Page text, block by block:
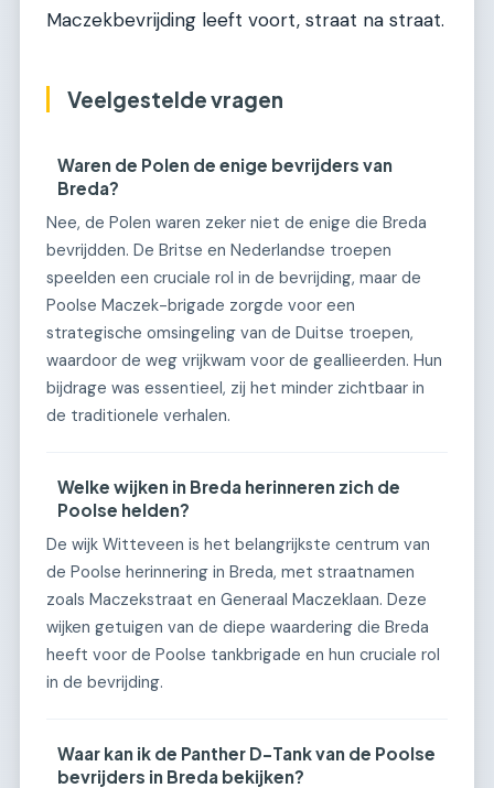
Maczekbevrijding leeft voort, straat na straat.
Veelgestelde vragen
Waren de Polen de enige bevrijders van
Breda?
Nee, de Polen waren zeker niet de enige die Breda
bevrijdden. De Britse en Nederlandse troepen
speelden een cruciale rol in de bevrijding, maar de
Poolse Maczek-brigade zorgde voor een
strategische omsingeling van de Duitse troepen,
waardoor de weg vrijkwam voor de geallieerden. Hun
bijdrage was essentieel, zij het minder zichtbaar in
de traditionele verhalen.
Welke wijken in Breda herinneren zich de
Poolse helden?
De wijk Witteveen is het belangrijkste centrum van
de Poolse herinnering in Breda, met straatnamen
zoals Maczekstraat en Generaal Maczeklaan. Deze
wijken getuigen van de diepe waardering die Breda
heeft voor de Poolse tankbrigade en hun cruciale rol
in de bevrijding.
Waar kan ik de Panther D-Tank van de Poolse
bevrijders in Breda bekijken?